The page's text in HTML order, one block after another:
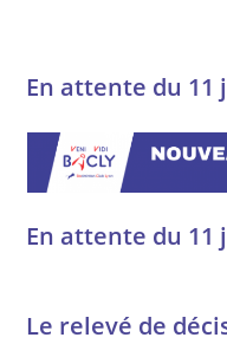
En attente du 11
En attente du 11
Le relevé de